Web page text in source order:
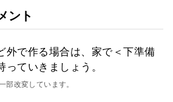
ント
外で作る場合は、家で＜下準備
っていきましょう。
部改変しています。